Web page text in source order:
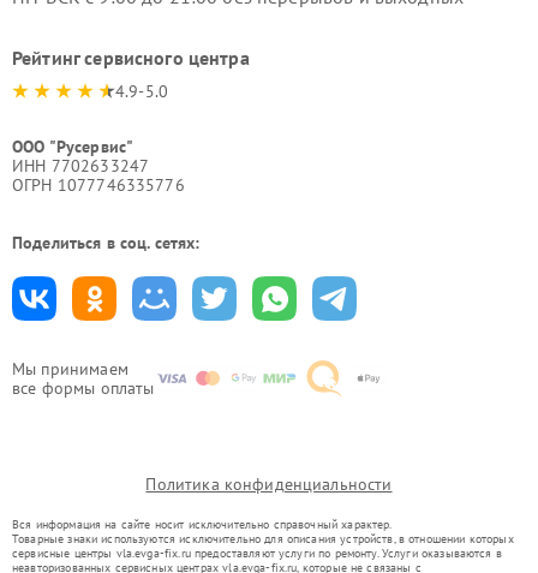
Мы принимаем
все формы оплаты
Рейтинг сервисного центра
4.9-5.0
ООО "Русервис"
ИНН 7702633247
ОГРН 1077746335776
Поделиться в соц. сетях:
Политика конфиденциальности
Вся информация на сайте носит исключительно справочный характер.
Товарные знаки используются исключительно для описания устройств, в отношении которых
сервисные центры vla.evga-fix.ru предоставляют услуги по ремонту. Услуги оказываются в
неавторизованных сервисных центрах vla.evga-fix.ru, которые не связаны с